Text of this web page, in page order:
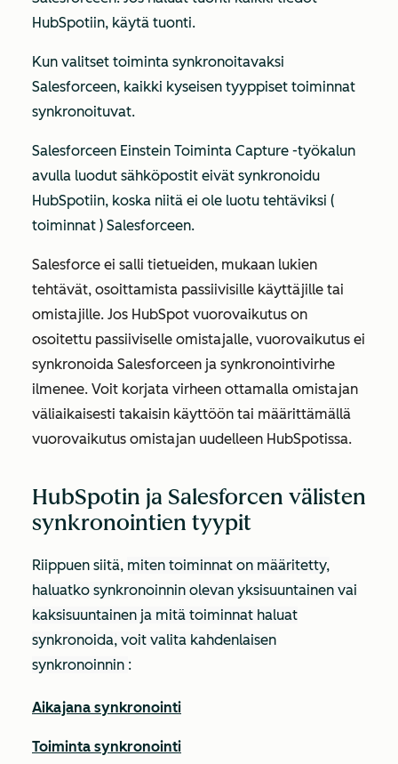
HubSpotiin, käytä tuonti.
Kun valitset toiminta synkronoitavaksi
Salesforceen, kaikki kyseisen tyyppiset toiminnat
synkronoituvat.
Salesforceen Einstein Toiminta Capture -työkalun
avulla luodut sähköpostit eivät synkronoidu
HubSpotiin, koska niitä ei ole luotu tehtäviksi (
toiminnat ) Salesforceen.
Salesforce ei salli tietueiden, mukaan lukien
tehtävät, osoittamista passiivisille käyttäjille tai
omistajille. Jos HubSpot vuorovaikutus on
osoitettu passiiviselle omistajalle, vuorovaikutus ei
synkronoida Salesforceen ja synkronointivirhe
ilmenee. Voit korjata virheen ottamalla omistajan
väliaikaisesti takaisin käyttöön tai määrittämällä
vuorovaikutus omistajan uudelleen HubSpotissa.
HubSpotin ja Salesforcen välisten
synkronointien tyypit
Riippuen siitä, miten toiminnat on määritetty,
haluatko synkronoinnin olevan yksisuuntainen vai
kaksisuuntainen ja mitä toiminnat haluat
synkronoida, voit valita kahdenlaisen
synkronoinnin :
Aikajana synkronointi
Toiminta synkronointi